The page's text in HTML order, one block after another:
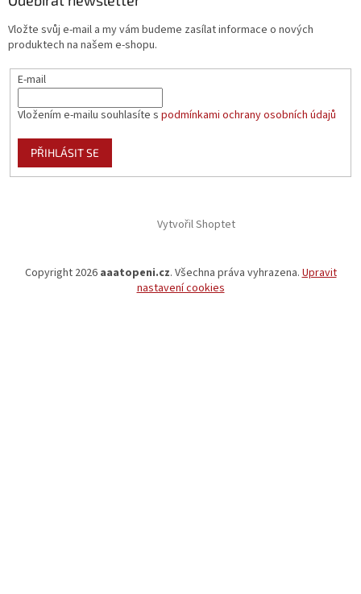
Vložte svůj e-mail a my vám budeme zasílat informace o nových
produktech na našem e-shopu.
E-mail
Vložením e-mailu souhlasíte s podmínkami ochrany osobních údajů
PŘIHLÁSIT SE
Vytvořil Shoptet
Copyright 2026 aaatopeni.cz. Všechna práva vyhrazena. Upravit
nastavení cookies